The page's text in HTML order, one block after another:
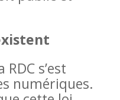
s’est
numériques.